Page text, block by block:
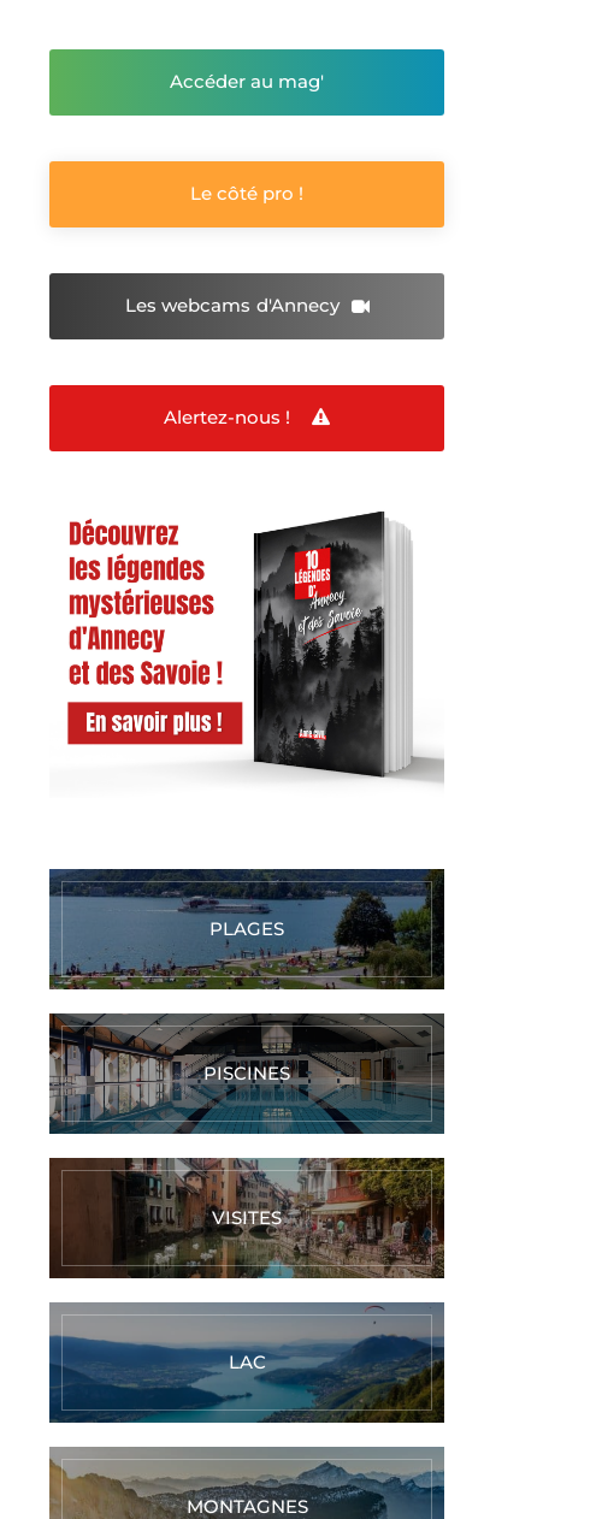
Accéder au mag'
Le côté pro !
Les webcams d'Annecy
Alertez-nous !
PLAGES
PISCINES
VISITES
LAC
MONTAGNES